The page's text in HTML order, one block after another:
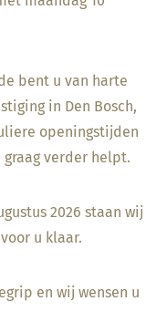
bent u van harte
in Den Bosch,
openingstijden
verder helpt.
2026 staan wij
u klaar.
en wij wensen u